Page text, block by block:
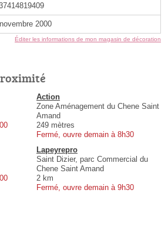
2000
Éditer les informations de mon magasin de décoration
Action
Zone Aménagement du Chene Saint
Amand
249 mètres
Fermé, ouvre demain à 8h30
Lapeyrepro
Saint Dizier, parc Commercial du
Chene Saint Amand
2 km
Fermé, ouvre demain à 9h30